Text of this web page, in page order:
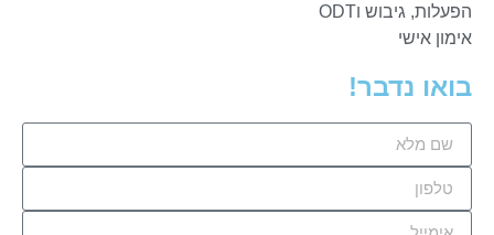
הפעלות, גיבוש וODT
אימון אישי
בואו נדבר!